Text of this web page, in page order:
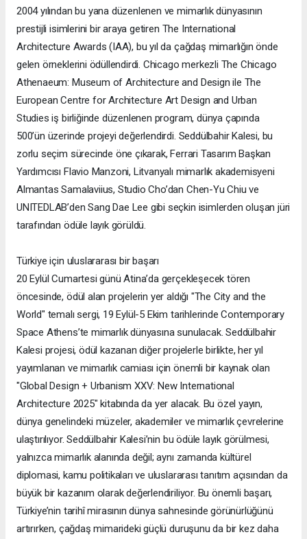
2004 yılından bu yana düzenlenen ve mimarlık dünyasının
prestijli isimlerini bir araya getiren The International
Architecture Awards (IAA), bu yıl da çağdaş mimarlığın önde
gelen örneklerini ödüllendirdi. Chicago merkezli The Chicago
Athenaeum: Museum of Architecture and Design ile The
European Centre for Architecture Art Design and Urban
Studies iş birliğinde düzenlenen program, dünya çapında
500’ün üzerinde projeyi değerlendirdi. Seddülbahir Kalesi, bu
zorlu seçim sürecinde öne çıkarak, Ferrari Tasarım Başkan
Yardımcısı Flavio Manzoni, Litvanyalı mimarlık akademisyeni
Almantas Samalaviius, Studio Cho’dan Chen-Yu Chiu ve
UNITEDLAB’den Sang Dae Lee gibi seçkin isimlerden oluşan jüri
tarafından ödüle layık görüldü.
Türkiye için uluslararası bir başarı
20 Eylül Cumartesi günü Atina’da gerçekleşecek tören
öncesinde, ödül alan projelerin yer aldığı "The City and the
World" temalı sergi, 19 Eylül-5 Ekim tarihlerinde Contemporary
Space Athens’te mimarlık dünyasına sunulacak. Seddülbahir
Kalesi projesi, ödül kazanan diğer projelerle birlikte, her yıl
yayımlanan ve mimarlık camiası için önemli bir kaynak olan
"Global Design + Urbanism XXV: New International
Architecture 2025" kitabında da yer alacak. Bu özel yayın,
dünya genelindeki müzeler, akademiler ve mimarlık çevrelerine
ulaştırılıyor. Seddülbahir Kalesi’nin bu ödüle layık görülmesi,
yalnızca mimarlık alanında değil; aynı zamanda kültürel
diplomasi, kamu politikaları ve uluslararası tanıtım açısından da
büyük bir kazanım olarak değerlendiriliyor. Bu önemli başarı,
Türkiye’nin tarihî mirasının dünya sahnesinde görünürlüğünü
artırırken, çağdaş mimarideki güçlü duruşunu da bir kez daha